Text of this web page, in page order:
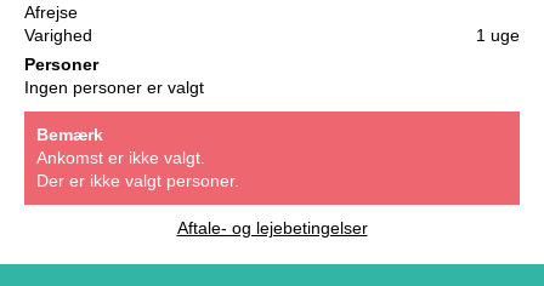
Afrejse
Varighed
1 uge
Personer
Ingen personer er valgt
Bemærk
Ankomst er ikke valgt.
Der er ikke valgt personer.
Aftale- og lejebetingelser